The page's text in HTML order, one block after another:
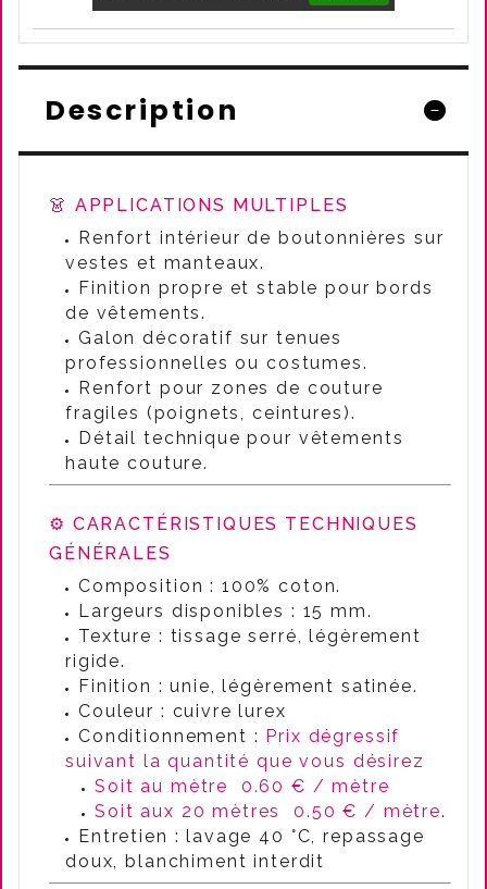
Description
👗 APPLICATIONS MULTIPLES
Renfort intérieur de boutonnières sur
vestes et manteaux.
Finition propre et stable pour bords
de vêtements.
Galon décoratif sur tenues
professionnelles ou costumes.
Renfort pour zones de couture
fragiles (poignets, ceintures).
Détail technique pour vêtements
haute couture.
⚙️ CARACTÉRISTIQUES TECHNIQUES
GÉNÉRALES
Composition : 100% coton.
Largeurs disponibles : 15 mm.
Texture : tissage serré, légèrement
rigide.
Finition : unie, légèrement satinée.
Couleur : cuivre lurex
Conditionnement : Prix dégressif
suivant la quantité que vous désirez
Soit au mètre 0.60 € / mètre
Soit aux 20 mètres 0.50 € / mètre.
Entretien : lavage 40 °C, repassage
doux, blanchiment interdit